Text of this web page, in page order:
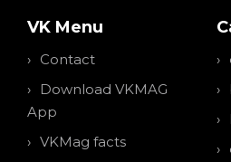
VK Menu
Contact
Download VKMAG
App
VKMag facts